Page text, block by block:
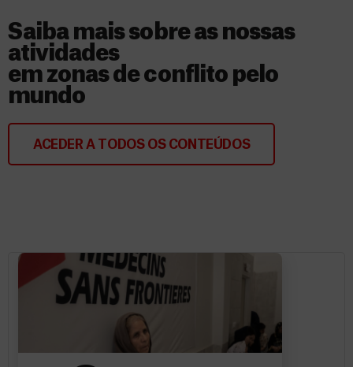
Saiba mais sobre as nossas
atividades
em zonas de conflito pelo
mundo
ACEDER A TODOS OS CONTEÚDOS